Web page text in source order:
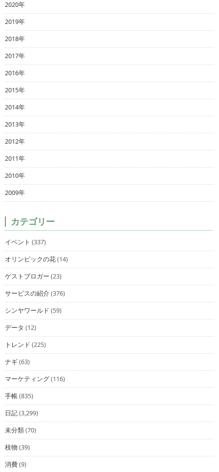
2020年
2019年
2018年
2017年
2016年
2015年
2014年
2013年
2012年
2011年
2010年
2009年
カテゴリー
イベント (337)
オリンピックの花(14)
ゲストブロガー (23)
サービスの紹介(376)
シンヤワールド (59)
データ (12)
トレンド (225)
ナギ(63)
マーケティング(116)
手帳(835)
日記(3,299)
未分類(70)
枝物 (39)
消費(9)